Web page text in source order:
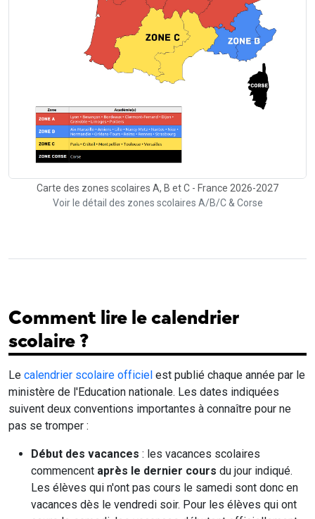
Carte des zones scolaires A, B et C - France 2026-2027
Voir le détail des zones scolaires A/B/C & Corse
Comment lire le calendrier
scolaire ?
Le calendrier scolaire officiel est publié chaque année par le
ministère de l'Education nationale. Les dates indiquées
suivent deux conventions importantes à connaître pour ne
pas se tromper :
Début des vacances : les vacances scolaires
commencent après le dernier cours du jour indiqué.
Les élèves qui n'ont pas cours le samedi sont donc en
vacances dès le vendredi soir. Pour les élèves qui ont